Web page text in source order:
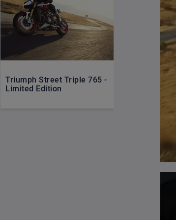
Triumph Street Triple 765 -
Limited Edition
Kawasaki
Kofferset